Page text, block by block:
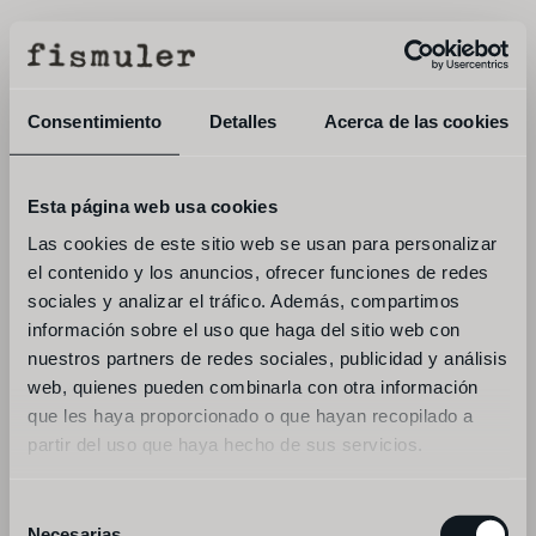
Consentimiento Detalles Acerca de las cookies
Esta página web usa cookies
Las cookies de este sitio web se usan para personalizar
el contenido y los anuncios, ofrecer funciones de redes
sociales y analizar el tráfico. Además, compartimos
información sobre el uso que haga del sitio web con
nuestros partners de redes sociales, publicidad y análisis
web, quienes pueden combinarla con otra información
que les haya proporcionado o que hayan recopilado a
partir del uso que haya hecho de sus servicios.
menú reservar
accepto els termes i condicions i la política de
privadesa
subscriure'm al butlletí de notícies
enviar missatge